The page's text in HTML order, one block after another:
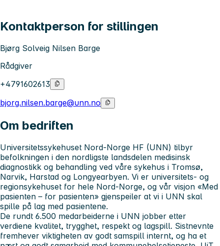
Kontaktperson for stillingen
Bjørg Solveig Nilsen Barge
Rådgiver
+4791602613
bjorg.nilsen.barge@unn.no
Om bedriften
Universitetssykehuset Nord-Norge HF (UNN) tilbyr
befolkningen i den nordligste landsdelen medisinsk
diagnostikk og behandling ved våre sykehus i Tromsø,
Narvik, Harstad og Longyearbyen. Vi er universitets- og
regionsykehuset for hele Nord-Norge, og vår visjon «Med
pasienten – for pasienten» gjenspeiler at vi i UNN skal
spille på lag med pasientene.
De rundt 6.500 medarbeiderne i UNN jobber etter
verdiene kvalitet, trygghet, respekt og lagspill. Sistnevnte
fremhever viktigheten av godt samspill internt, og ha et